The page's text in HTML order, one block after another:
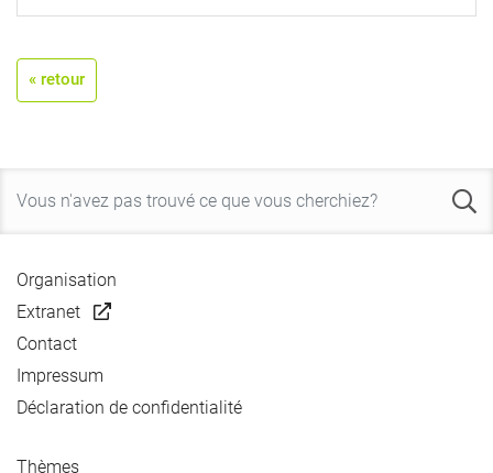
« retour
Organisation
Extranet
Contact
Impressum
Déclaration de confidentialité
Thèmes